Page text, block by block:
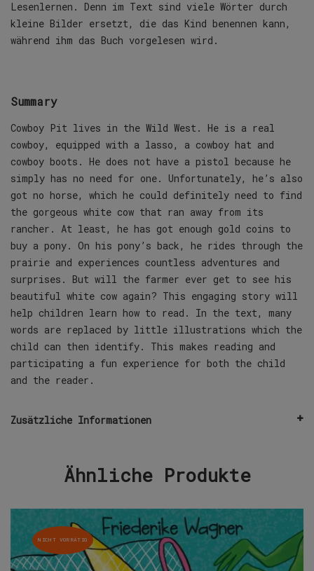
Lesenlernen. Denn im Text sind viele Wörter durch
kleine Bilder ersetzt, die das Kind benennen kann,
während ihm das Buch vorgelesen wird.
Summary
Cowboy Pit lives in the Wild West. He is a real
cowboy, equipped with a lasso, a cowboy hat and
cowboy boots. He does not have a pistol because he
simply has no need for one. Unfortunately, he’s also
got no horse, which he could definitely need to find
the gorgeous white cow that ran away from its
rancher. At least, he has got enough gold coins to
buy a pony. On his pony’s back, he rides through the
prairie and experiences countless adventures and
surprises. But will the farmer ever get to see his
beautiful white cow again? This engaging story will
help children learn how to read. In the text, many
words are replaced by little illustrations which the
child can then identify. This makes reading and
participating a fun experience for both the child
and the reader.
Zusätzliche Informationen
Ähnliche Produkte
NICHT VORRÄTIG